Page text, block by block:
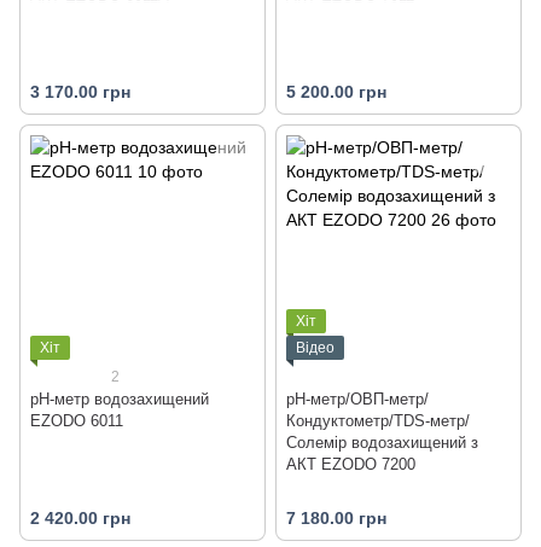
3 170.00 грн 5 200.00 грн
Хіт
2
рН-метр водозахищений
EZODO 6011
2 420.00 грн
Хіт
Відео
рН-метр/ОВП-метр/
Кондуктометр/TDS-метр/
Солемір водозахищений з
АКТ EZODO 7200
7 180.00 грн